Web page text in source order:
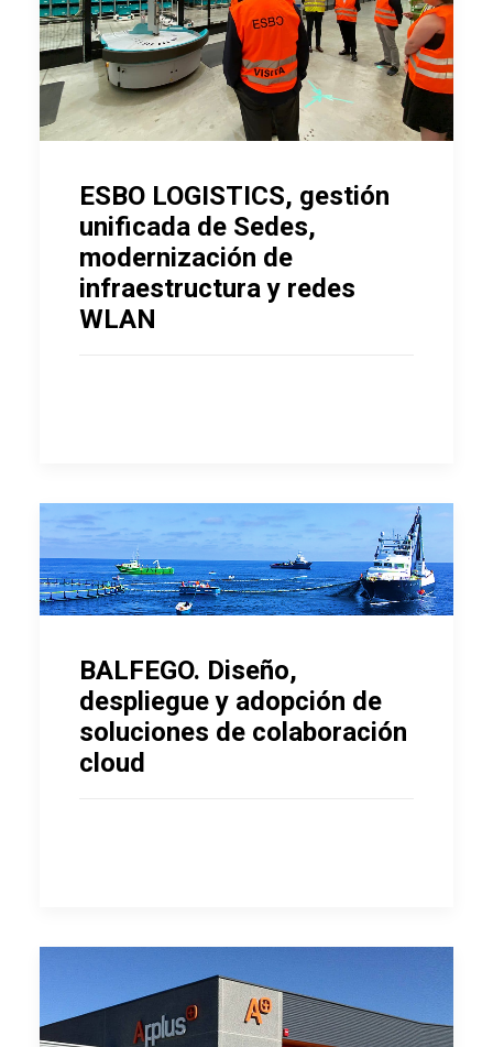
ESBO LOGISTICS, gestión
unificada de Sedes,
modernización de
infraestructura y redes
WLAN
BALFEGO. Diseño,
despliegue y adopción de
soluciones de colaboración
cloud